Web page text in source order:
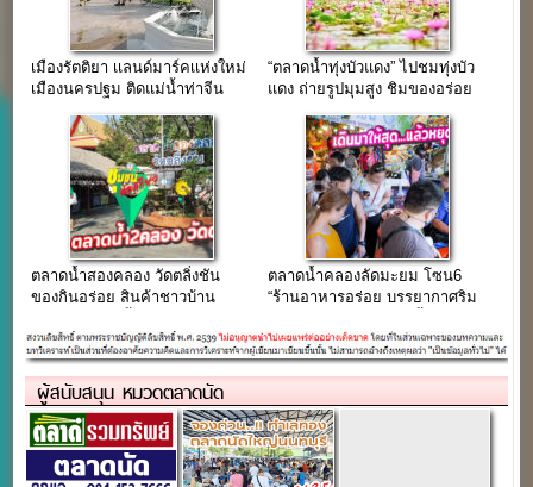
เมืองรัตติยา เเลนด์มาร์คเเห่งใหม่
เมืองนครปฐม ติดแม่น้ำท่าจีน
“ตลาดน้ำทุ่งบัวแดง” ไปชมทุ่งบัว
แดง ถ่ายรูปมุมสูง ชิมของอร่อย
ตลาดน้ำสองคลอง วัดตลิ่งชัน
ของกินอร่อย สินค้าชาวบ้าน
เสาร์-อาทิตย์
ตลาดน้ำคลองลัดมะยม โซน6
“ร้านอาหารอร่อย บรรยากาศริม
ของ)
ผู้สนับสนุน หมวดตลาดนัด